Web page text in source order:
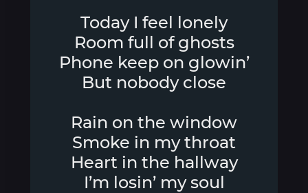
Today I feel lonely
Room full of ghosts
Phone keep on glowin’
But nobody close
Rain on the window
Smoke in my throat
Heart in the hallway
I’m losin’ my soul